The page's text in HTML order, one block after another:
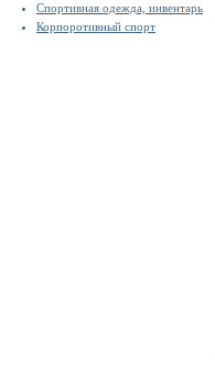
Спортивная одежда, инвентарь
Корпоротивный спорт